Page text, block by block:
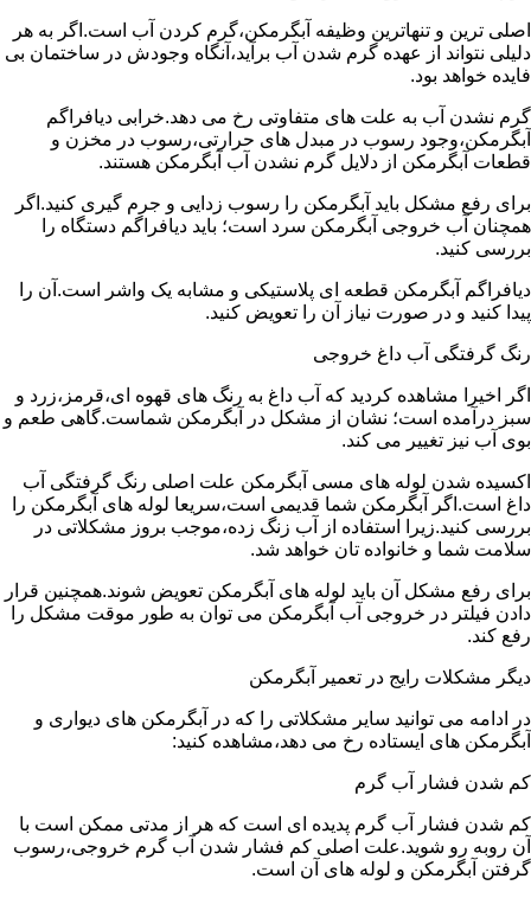
اصلی ترین و تنهاترین وظیفه آبگرمکن،گرم کردن آب است.اگر به هر
دلیلی نتواند از عهده گرم شدن آب برآید،آنگاه وجودش در ساختمان بی
فایده خواهد بود.
گرم نشدن آب به علت های متفاوتی رخ می دهد.خرابی دیافراگم
آبگرمکن،وجود رسوب در مبدل های حرارتی،رسوب در مخزن و
قطعات آبگرمکن از دلایل گرم نشدن آب آبگرمکن هستند.
برای رفع مشکل باید آبگرمکن را رسوب زدایی و جرم گیری کنید.اگر
همچنان آب خروجی آبگرمکن سرد است؛ باید دیافراگم دستگاه را
بررسی کنید.
دیافراگم آبگرمکن قطعه ای پلاستیکی و مشابه یک واشر است.آن را
پیدا کنید و در صورت نیاز آن را تعویض کنید.
رنگ گرفتگی آب داغ خروجی
اگر اخیرا مشاهده کردید که آب داغ به رنگ های قهوه ای،قرمز،زرد و
سبز درآمده است؛ نشان از مشکل در آبگرمکن شماست.گاهی طعم و
بوی آب نیز تغییر می کند.
اکسیده شدن لوله های مسی آبگرمکن علت اصلی رنگ گرفتگی آب
داغ است.اگر آبگرمکن شما قدیمی است،سریعا لوله های آبگرمکن را
بررسی کنید.زیرا استفاده از آب زنگ زده،موجب بروز مشکلاتی در
سلامت شما و خانواده تان خواهد شد.
برای رفع مشکل آن باید لوله های آبگرمکن تعویض شوند.همچنین قرار
دادن فیلتر در خروجی آب آبگرمکن می توان به طور موقت مشکل را
رفع کند.
دیگر مشکلات رایج در تعمیر آبگرمکن
در ادامه می توانید سایر مشکلاتی را که در آبگرمکن های دیواری و
آبگرمکن های ایستاده رخ می دهد،مشاهده کنید:
کم شدن فشار آب گرم
کم شدن فشار آب گرم پدیده ای است که هر از مدتی ممکن است با
آن روبه رو شوید.علت اصلی کم فشار شدن آب گرم خروجی،رسوب
گرفتن آبگرمکن و لوله های آن است.